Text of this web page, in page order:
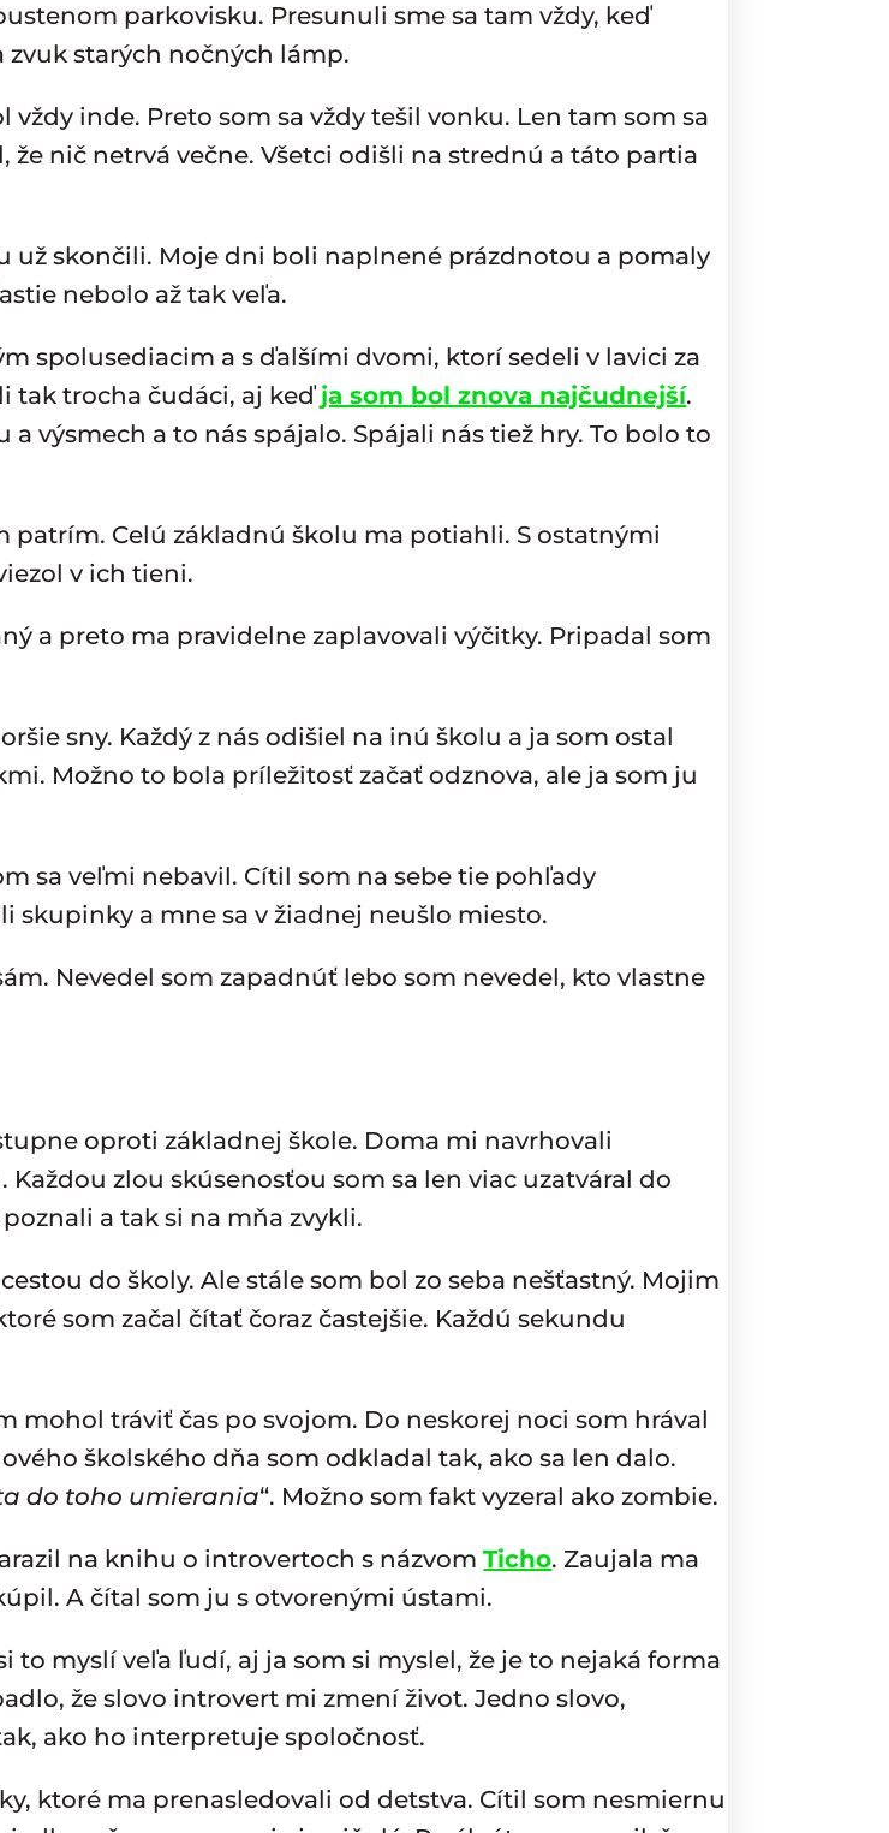
parkovisku. Presunuli sme sa tam vždy, keď
zvuk starých nočných lámp.
inde. Preto som sa vždy tešil vonku. Len tam som sa
nič netrvá večne. Všetci odišli na strednú a táto partia
už skončili. Moje dni boli naplnené prázdnotou a pomaly
nebolo až tak veľa.
spolusediacim a s ďalšími dvomi, ktorí sedeli v lavici za
tak trocha čudáci, aj keď ja som bol znova najčudnejší.
výsmech a to nás spájalo. Spájali nás tiež hry. To bolo to
patrím. Celú základnú školu ma potiahli. S ostatnými
v ich tieni.
a preto ma pravidelne zaplavovali výčitky. Pripadal som
sny. Každý z nás odišiel na inú školu a ja som ostal
Možno to bola príležitosť začať odznova, ale ja som ju
sa veľmi nebavil. Cítil som na sebe tie pohľady
skupinky a mne sa v žiadnej neušlo miesto.
Nevedel som zapadnúť lebo som nevedel, kto vlastne
oproti základnej škole. Doma mi navrhovali
zlou skúsenosťou som sa len viac uzatváral do
a tak si na mňa zvykli.
do školy. Ale stále som bol zo seba nešťastný. Mojim
som začal čítať čoraz častejšie. Každú sekundu
mohol tráviť čas po svojom. Do neskorej noci som hrával
školského dňa som odkladal tak, ako sa len dalo.
do toho umierania“. Možno som fakt vyzeral ako zombie.
na knihu o introvertoch s názvomTicho. Zaujala ma
A čítal som ju s otvorenými ústami.
to myslí veľa ľudí, aj ja som si myslel, že je to nejaká forma
že slovo introvert mi zmení život. Jedno slovo,
ako ho interpretuje spoločnosť.
ktoré ma prenasledovali od detstva. Cítil som nesmiernu